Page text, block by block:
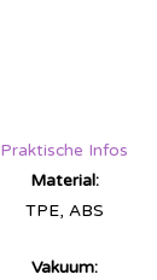
Praktische Infos
Material:
TPE, ABS
Vakuum: